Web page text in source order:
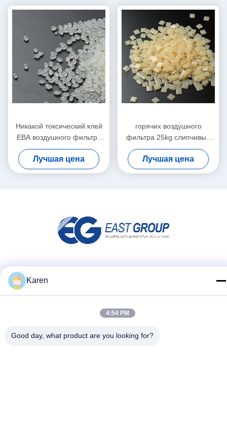
Никакой токсический клей
ЕВА воздушного фильтра
горячее не плавит
слипчивый белый желтый
цвет 25kg
Лучшая цена
горячих воздушного
фильтра 25kg слипчивые
7085-85-0 основанных ЕВА
плавят прилипатель
Лучшая цена
Быстрый контакт
Телефон
Karen
4:54 PM
Good day, what product are you looking for?